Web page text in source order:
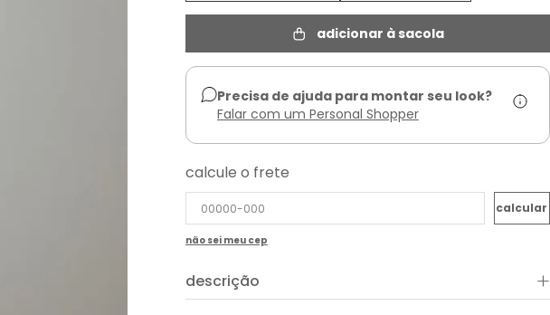
adicionar à sacola
Precisa de ajuda para montar seu look?
Falar com um Personal Shopper
calcule o frete
não sei meu cep
descrição +